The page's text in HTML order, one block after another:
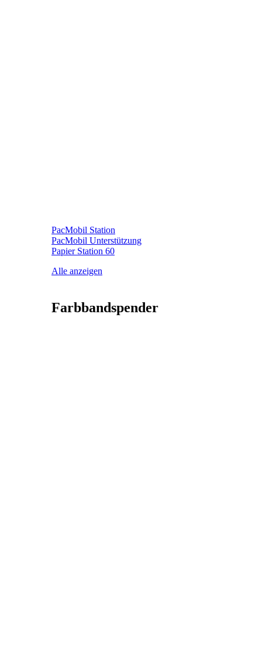
PacMobil Station
PacMobil Unterstützung
Papier Station 60
Alle anzeigen
Farbbandspender